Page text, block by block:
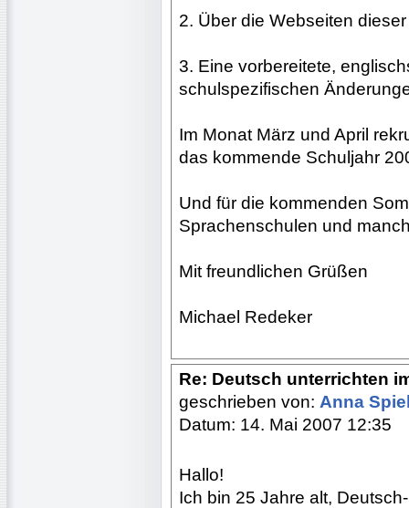
2. Über die Webseiten
3. Eine vorbereitete,
schulspezifischen
Im Monat März und April
das kommende Schuljahr
Und für die kommenden
Sprachenschulen und
Mit freundlichen Grüßen
Michael Redeker
Re: Deutsch unterrichten
geschrieben von: Anna
Datum: 14. Mai 2007 12:35
Hallo!
Ich bin 25 Jahre alt,